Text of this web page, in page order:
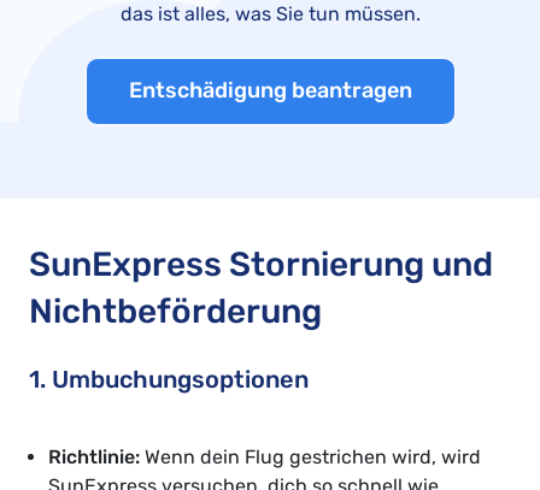
das ist alles, was Sie tun müssen.
Entschädigung beantragen
SunExpress Stornierung und
Nichtbeförderung
1. Umbuchungsoptionen
Richtlinie: Wenn dein Flug gestrichen wird, wird